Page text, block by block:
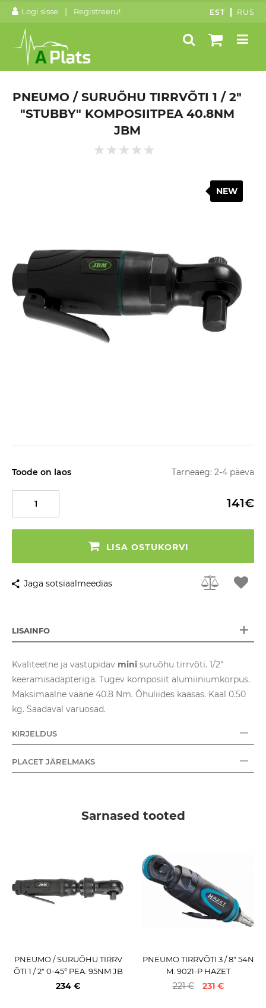
Logi sisse | Registreeru! EST RUS
PNEUMO / SURUÕHU TIRRVÕTI 1 / 2"
"STUBBY" KOMPOSIITPEA 40.8NM
JBM
NEW
Toode on laos Tarneaeg: 2-4 päeva
141€
LISA OSTUKORVI
Jaga sotsiaalmeedias
LISAINFO
Kvaliteetne ja vastupidav mini suruõhu tirrvõti. 1/2"
keeramisadapteriga. Tugev komposiit alumiiniumkorpus.
Maksimaalne vääne 40.8 Nm. Õhuliides kaasas. Kaal 0.50
kg. Saadaval varuosad.
KIRJELDUS
PLACET JÄRELMAKS
Sarnased tooted
PNEUMO / SURUÕHU TIRRV
ÕTI 1 / 2" 0-45° PEA. 95NM JB
M
234 €
PNEUMO TIRRVÕTI 3 / 8" 54N
M. 9021-P HAZET
221 € 231 €